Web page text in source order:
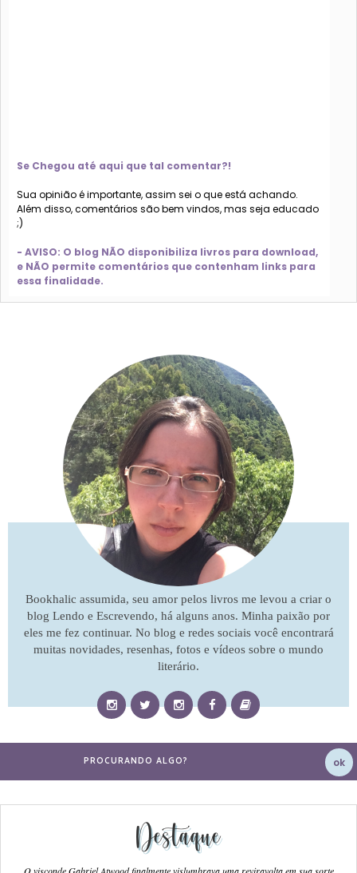
Se Chegou até aqui que tal comentar?!
Sua opinião é importante, assim sei o que está achando.
Além disso, comentários são bem vindos, mas seja educado
;)
- AVISO: O blog NÃO disponibiliza livros para download,
e NÃO permite comentários que contenham links para
essa finalidade.
Bookhalic assumida, seu amor pelos livros me levou a criar o
blog Lendo e Escrevendo, há alguns anos. Minha paixão por
eles me fez continuar. No blog e redes sociais você encontrará
muitas novidades, resenhas, fotos e vídeos sobre o mundo
literário.
Destaque